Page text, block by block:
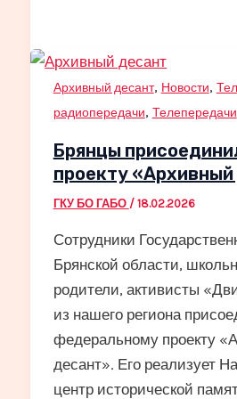
Архивный десант, Новости,
радиопередачи, Телепередачи
Брянцы
проекту
ГКУ БО ГАБО / 18.02.2026
Сотрудники
Брянской области,
родители, активисты
из нашего региона
федеральному проекту
десант». Его реализует
центр исторической